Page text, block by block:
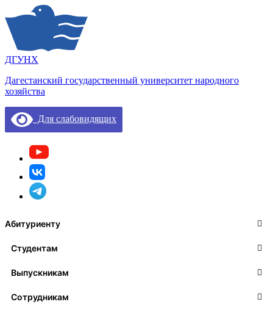
ДГУНХ
Дагестанский государственный университет народного
хозяйства
Для слабовидящих
Абитуриенту
Студентам
Выпускникам
Сотрудникам